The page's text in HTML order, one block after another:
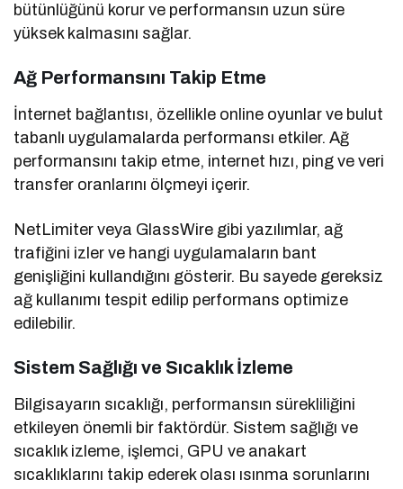
bütünlüğünü korur ve performansın uzun süre
yüksek kalmasını sağlar.
Ağ Performansını Takip Etme
İnternet bağlantısı, özellikle online oyunlar ve bulut
tabanlı uygulamalarda performansı etkiler. Ağ
performansını takip etme, internet hızı, ping ve veri
transfer oranlarını ölçmeyi içerir.
NetLimiter veya GlassWire gibi yazılımlar, ağ
trafiğini izler ve hangi uygulamaların bant
genişliğini kullandığını gösterir. Bu sayede gereksiz
ağ kullanımı tespit edilip performans optimize
edilebilir.
Sistem Sağlığı ve Sıcaklık İzleme
Bilgisayarın sıcaklığı, performansın sürekliliğini
etkileyen önemli bir faktördür. Sistem sağlığı ve
sıcaklık izleme, işlemci, GPU ve anakart
sıcaklıklarını takip ederek olası ısınma sorunlarını